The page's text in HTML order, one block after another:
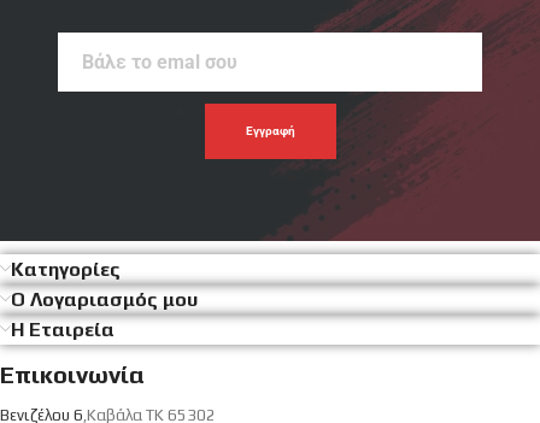
Κατηγορίες
Ο Λογαριασμός μου
Η Εταιρεία
Επικοινωνία
Βενιζέλου 6,Καβάλα ΤΚ 65302